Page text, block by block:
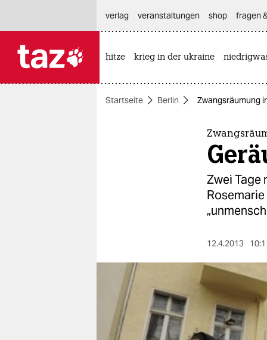
themen
berlin
nord
wahrheit
verlag
veranstaltungen shop fragen
hitze krieg in der ukraine
Startseite Berlin Zwangsräumung
Zwei Tage
12.4.2013